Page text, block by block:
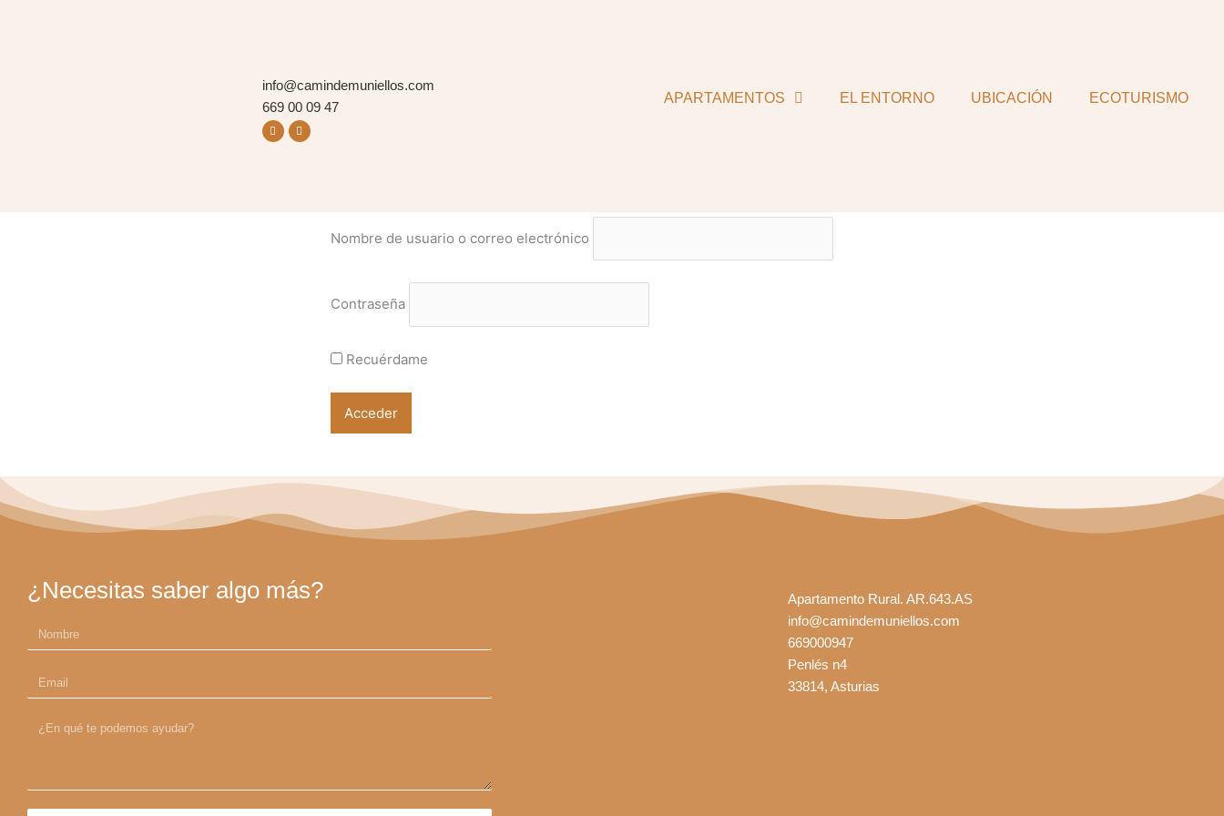
info@camindemuniellos.com
669 00 09 47
FacebookInstagram
APARTAMENTOS EL ENTORNO UBICACIÓN ECOTURISMO
Nombre de usuario o correo electrónico
Contraseña
Recuérdame
¿Necesitas saber algo más?
Nombre
Email
mensaje
Apartamento Rural. AR.643.AS
info@camindemuniellos.com
669000947
Penlés n4
33814, Asturias